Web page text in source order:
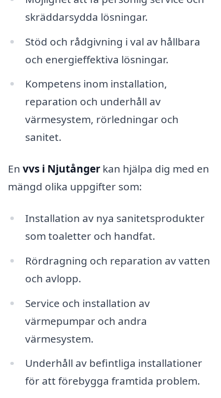
skräddarsydda lösningar.
Stöd och rådgivning i val av hållbara
och energieffektiva lösningar.
Kompetens inom installation,
reparation och underhåll av
värmesystem, rörledningar och
sanitet.
En vvs i Njutånger kan hjälpa dig med en
mängd olika uppgifter som:
Installation av nya sanitetsprodukter
som toaletter och handfat.
Rördragning och reparation av vatten
och avlopp.
Service och installation av
värmepumpar och andra
värmesystem.
Underhåll av befintliga installationer
för att förebygga framtida problem.